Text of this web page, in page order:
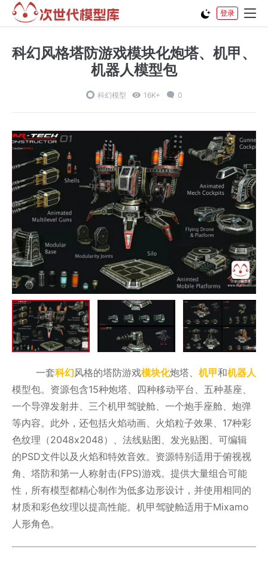
登录
科幻风格塔防游戏模块化炮塔、机甲、
机器人模型包
科幻模型 16K+ 0
一套科幻风格的塔防游戏模块化炮塔、 机甲和机器人
模型包。资源包含15种炮塔、四种移动平台、五种基座、
一个导弹发射井、三个机甲驾驶舱、一个炮手座舱、炮弹
等内容。此外，还包括火焰动画、火焰粒子效果、17种彩
色纹理（2048x2048）、法线贴图、发光贴图、可编辑
的PSD文件以及火焰和特效音效。资源特别适用于俯视视
角、塔防和第一人称射击(FPS)游戏。提供大量组合可能
性，所有模型都精心制作为低多边形设计，并使用相同的
材质和彩色纹理以提高性能。机甲驾驶舱适用于Mixamo
人形角色。